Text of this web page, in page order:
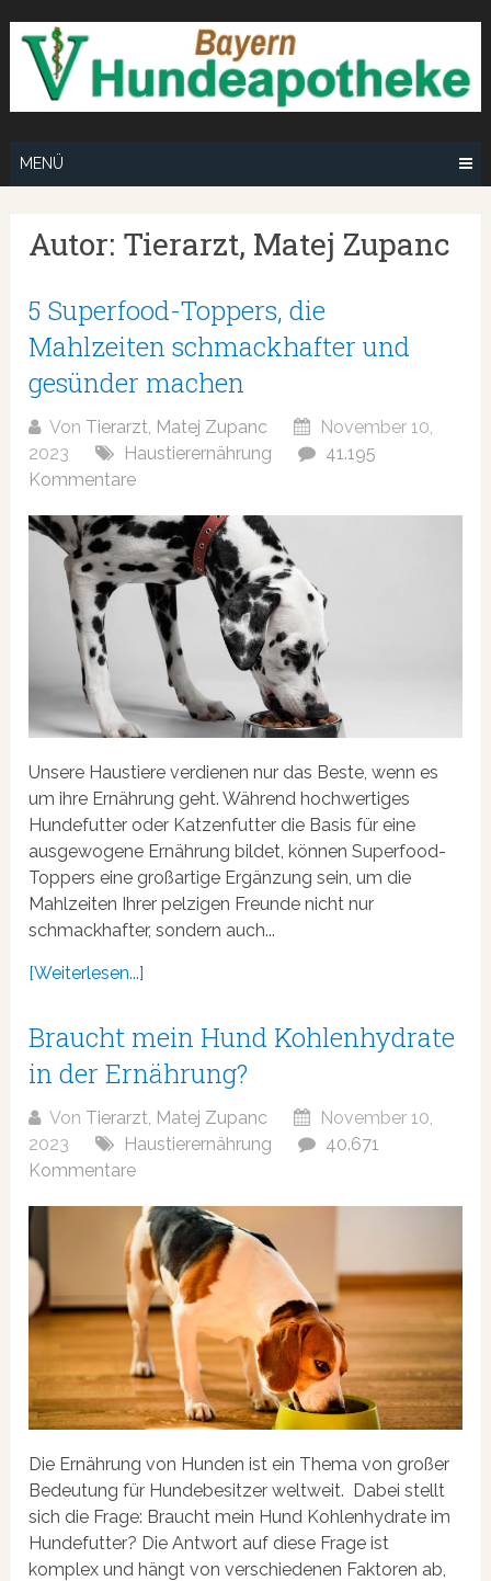
Inhalt
springen
MENÜ
Autor: Tierarzt, Matej Zupanc
5 Superfood-Toppers, die
Mahlzeiten schmackhafter und
gesünder machen
Von Tierarzt, Matej Zupanc
November 10,
2023
Haustierernährung
41.195
Kommentare
Unsere Haustiere verdienen nur das Beste, wenn es
um ihre Ernährung geht. Während hochwertiges
Hundefutter oder Katzenfutter die Basis für eine
ausgewogene Ernährung bildet, können Superfood-
Toppers eine großartige Ergänzung sein, um die
Mahlzeiten Ihrer pelzigen Freunde nicht nur
schmackhafter, sondern auch...
[Weiterlesen...]
Braucht mein Hund Kohlenhydrate
in der Ernährung?
Von Tierarzt, Matej Zupanc
November 10,
2023
Haustierernährung
40.671
Kommentare
Die Ernährung von Hunden ist ein Thema von großer
Bedeutung für Hundebesitzer weltweit. Dabei stellt
sich die Frage: Braucht mein Hund Kohlenhydrate im
Hundefutter? Die Antwort auf diese Frage ist
komplex und hängt von verschiedenen Faktoren ab,